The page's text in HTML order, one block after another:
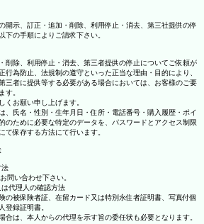
開示、訂正・追加・削除、利用停止・消去、第三社提供の停
下の手順によりご請求下さい。
削除、利用停止・消去、第三者提供の停止についてご依頼が
行為防止、法規制の遵守といった正当な理由・目的により、
三者に提供等する必要がある場合においては、お客様のご要
す。
くお願い申し上げます。
、氏名・性別・生年月日・住所・電話番号・購入履歴・ポイ
のために必要な特定のデータを、パスワードとアクセス制限
て保存する方法にて行います。
法
問い合わせ下さい。
代理人の確認方法
の被保険者証、在留カード又は特別永住者証明書、写真付個
登録証明書。
合は、本人からの代理を示す旨の委任状も必要となります。